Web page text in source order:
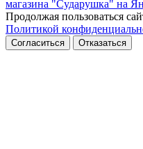
Продолжая пользоваться
Политикой
Согласиться Отказаться